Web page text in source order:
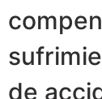
de